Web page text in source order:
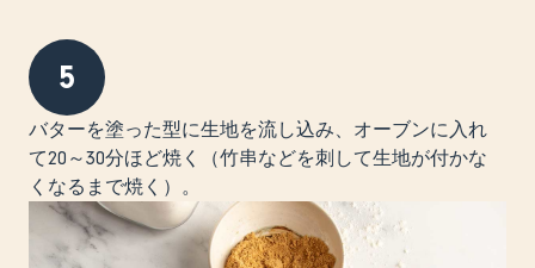
5
バターを塗った型に生地を流し込み、オーブンに入れ
て20～30分ほど焼く（竹串などを刺して生地が付かな
くなるまで焼く）。